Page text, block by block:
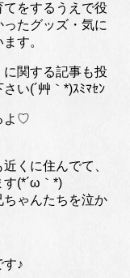
てをするうえで役
たグッズ・気に
す。
に関する記事も投
い(´艸｀*)ｽﾐﾏｾﾝ
よ♡
くに住んでて、
す(*´ω｀*)
ゃんたちを泣か
す♪